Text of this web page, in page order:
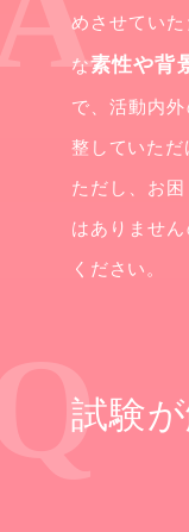
めさせてい
な素性や背
で、活動内
整していただ
ただし、お
はありませ
ください。
試験